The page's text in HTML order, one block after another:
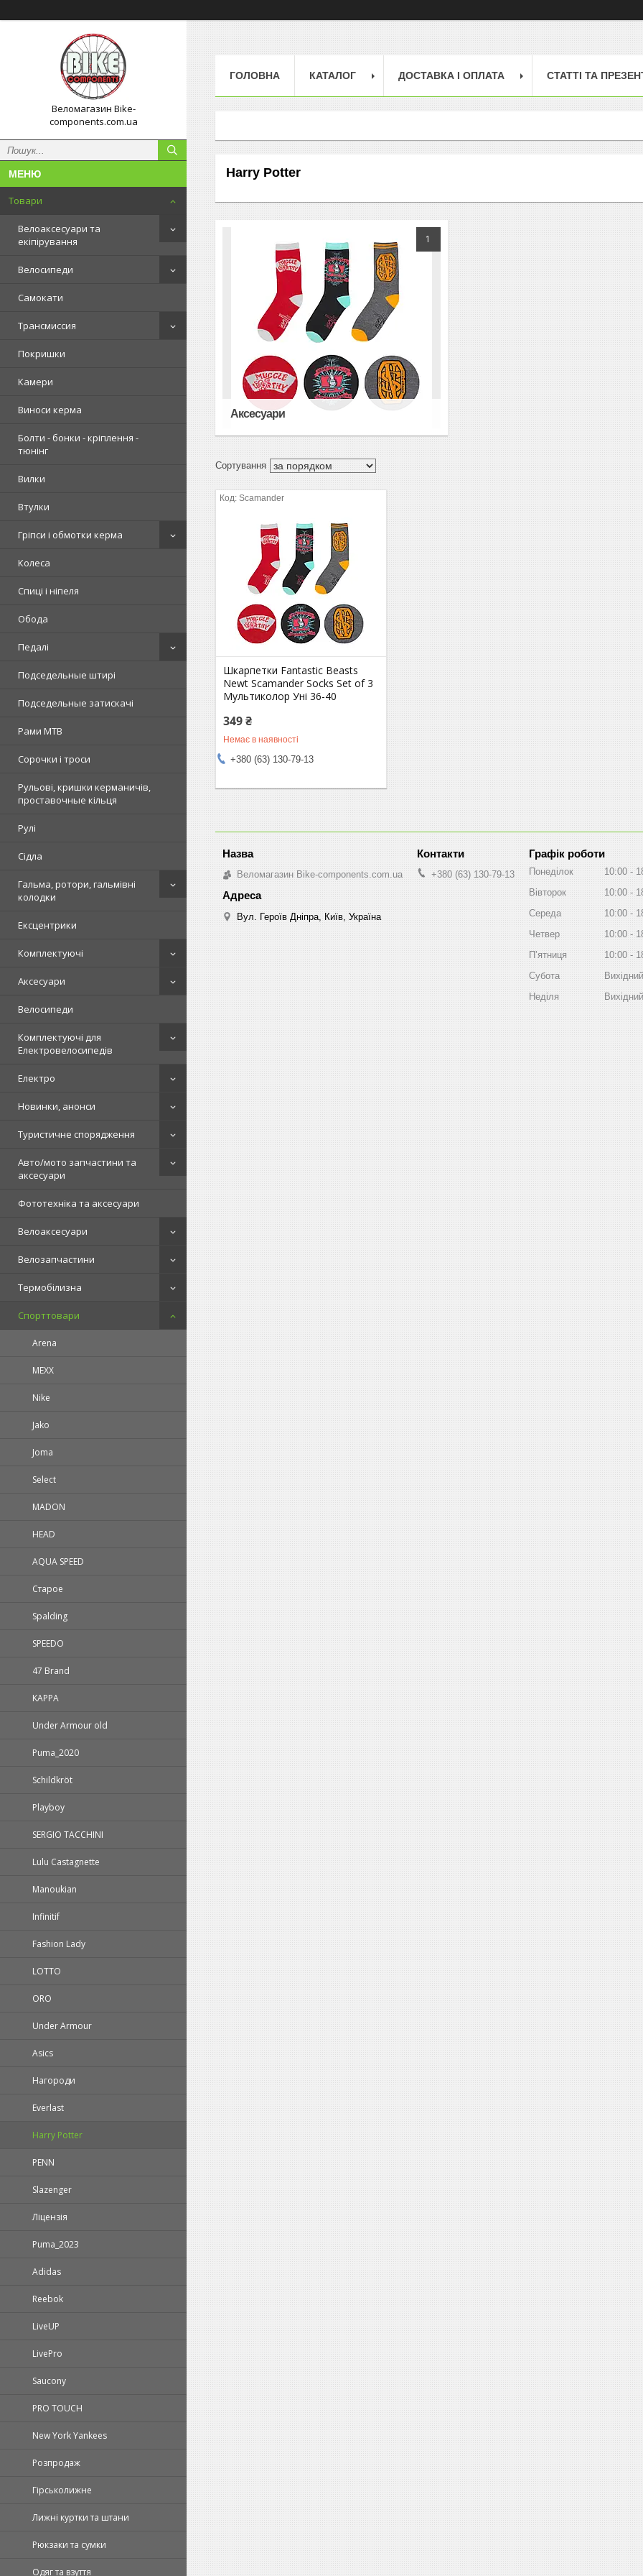
Веломагазин Bike-
components.com.ua
Товари
Велоаксесуари та
екіпірування
Велосипеди
Самокати
Трансмиссия
Покришки
Камери
Виноси керма
Болти - бонки - кріплення -
тюнінг
Вилки
Втулки
Гріпси і обмотки керма
Колеса
Спиці і ніпеля
Обода
Педалі
Подседельные штирі
Подседельные затискачі
Рами MTB
Сорочки і троси
Рульові, кришки керманичів,
проставочные кільця
Рулі
Сідла
Гальма, ротори, гальмівні
колодки
Ексцентрики
Комплектуючі
Аксесуари
Велосипеди
Комплектуючі для
Електровелосипедів
Електро
Новинки, анонси
Туристичне спорядження
Авто/мото запчастини та
аксесуари
Фототехніка та аксесуари
Велоаксесуари
Велозапчастини
Термобілизна
Спорттовари
Arena
MEXX
Nike
Jako
Joma
Select
MADON
HEAD
AQUA SPEED
Старое
Spalding
SPEEDO
47 Brand
KAPPA
Under Armour old
Puma_2020
Schildkröt
Playboy
SERGIO TACCHINI
Lulu Castagnette
Manoukian
Infinitif
Fashion Lady
LOTTO
ORO
Under Armour
Asics
Нагороди
Everlast
Harry Potter
PENN
Slazenger
Ліцензія
Puma_2023
Adidas
Reebok
LiveUP
LivePro
Saucony
PRO TOUCH
New York Yankees
Розпродаж
Гірськолижне
Лижні куртки та штани
Рюкзаки та сумки
Одяг та взуття
ГОЛОВНА КАТАЛОГ ДОСТАВКА І ОПЛАТА СТАТТІ ТА
Harry Potter
1
Аксесуари
Scamander
Шкарпетки Fantastic Beasts
Newt Scamander Socks Set of 3
Мультиколор Уні 36-40
349 ₴
Немає в наявності
+380 (63) 130-79-13
Веломагазин Bike-components.com.ua
Вул. Героїв Дніпра, Київ, Україна
+380 (63) 130-79-13
Графік роботи
Понеділок 10:00
Вівторок
10:00
Середа
10:00
Четвер
10:00
Пʼятниця
10:00
Субота
Вихідний
Неділя
Вихідний